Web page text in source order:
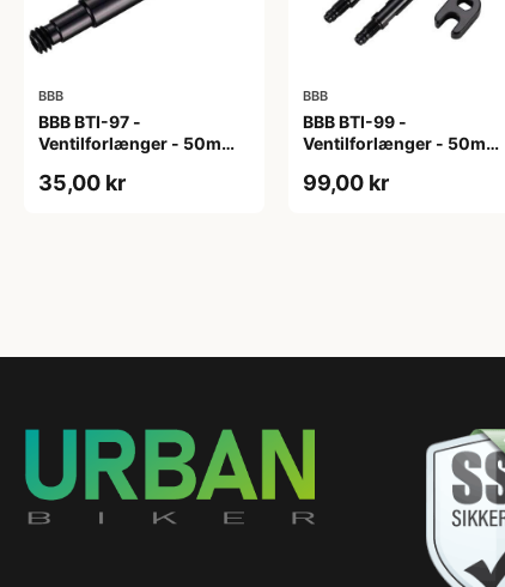
BBB
BBB BTI-97 -
Ventilforlænger - 50mm -
35,00 kr
BBB
BBB BTI-99 -
Ventilforlænger - 50mm -
Nøgle - Sort
99,00 kr